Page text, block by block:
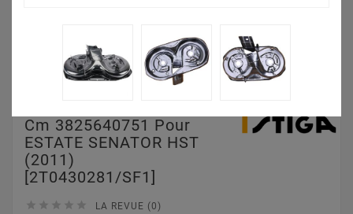
Cm 3825640751 Pour
ESTATE SENATOR HST
(2011)
[2T0430281/SF1]
     LA REVUE (0)